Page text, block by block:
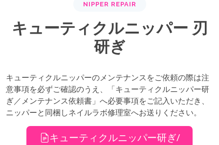
NIPPER REPAIR
キューティクルニッパー 刃
研ぎ
キューティクルニッパーのメンテナンスをご依頼の際は注
意事項を必ずご確認のうえ、「キューティクルニッパー研
ぎ／メンテナンス依頼書」へ必要事項をご記入いただき、
ニッパーと同梱しネイルラボ修理室へお送りください。
キューティクルニッパー研ぎ/